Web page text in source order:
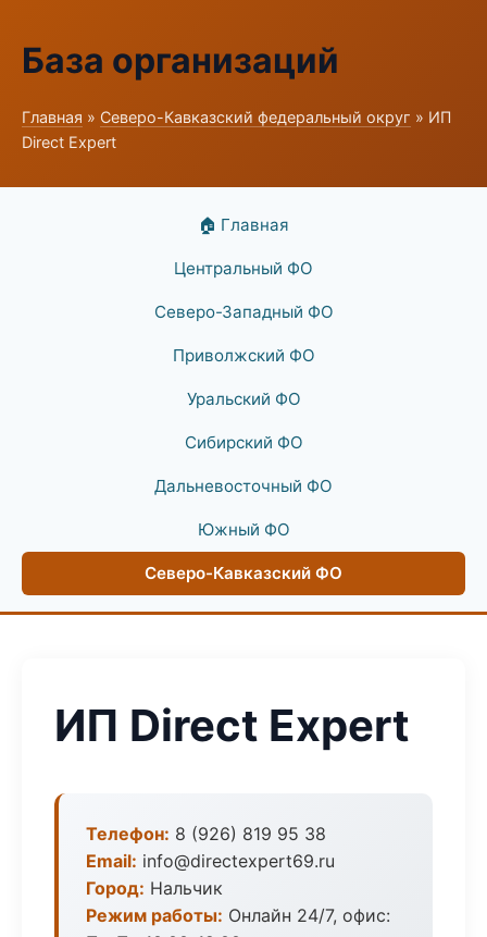
База организаций
Главная » Северо-Кавказский федеральный округ » ИП
Direct Expert
🏠 Главная
Центральный ФО
Северо-Западный ФО
Приволжский ФО
Уральский ФО
Сибирский ФО
Дальневосточный ФО
Южный ФО
Северо-Кавказский ФО
ИП Direct Expert
Телефон: 8 (926) 819 95 38
Email: info@directexpert69.ru
Город: Нальчик
Режим работы: Онлайн 24/7, офис: